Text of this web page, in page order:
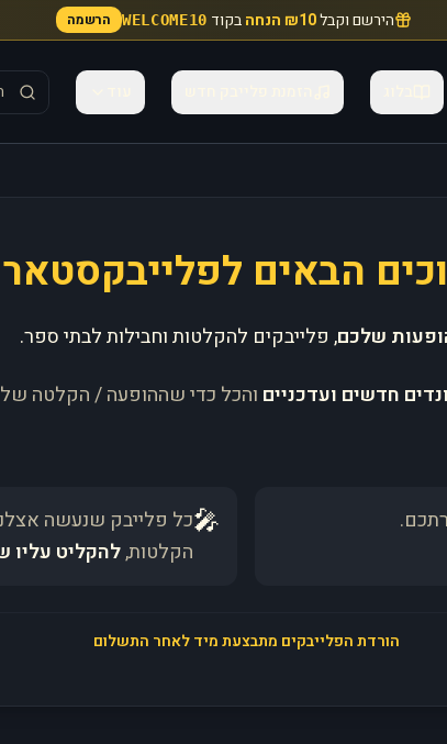
הירשם וקבל₪10 הנחה בקוד WELCOME10 הרשמה
הבאים לפלייבקסטאר
שלכם, פלייבקים להקלטות וחבילות לבתי ספר.
חדשים ועדכניים והכל כדי שההופעה / הקלטה
🎤כל פלייבק שנעשה
הקלטות,להקליט עליו
הורדת הפלייבקים מתבצעת מיד לאחר התשלום